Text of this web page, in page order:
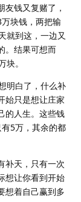
钱又复赌了，
块钱，两把输
就到这，一边又
。结果可想而
。
明白了，什么补
始只是想让庄家
的人生。这些钱
5万，其余的都
补天，只有一次
想让你看到开始
想着自己赢到多